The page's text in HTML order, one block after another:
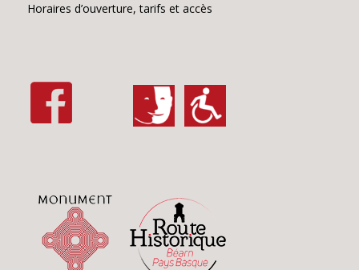
Horaires d’ouverture, tarifs et accès